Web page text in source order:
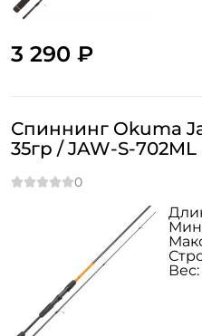
3 290 ₽
Спиннинг Okuma
35гр / JAW-S-702ML
Вес: